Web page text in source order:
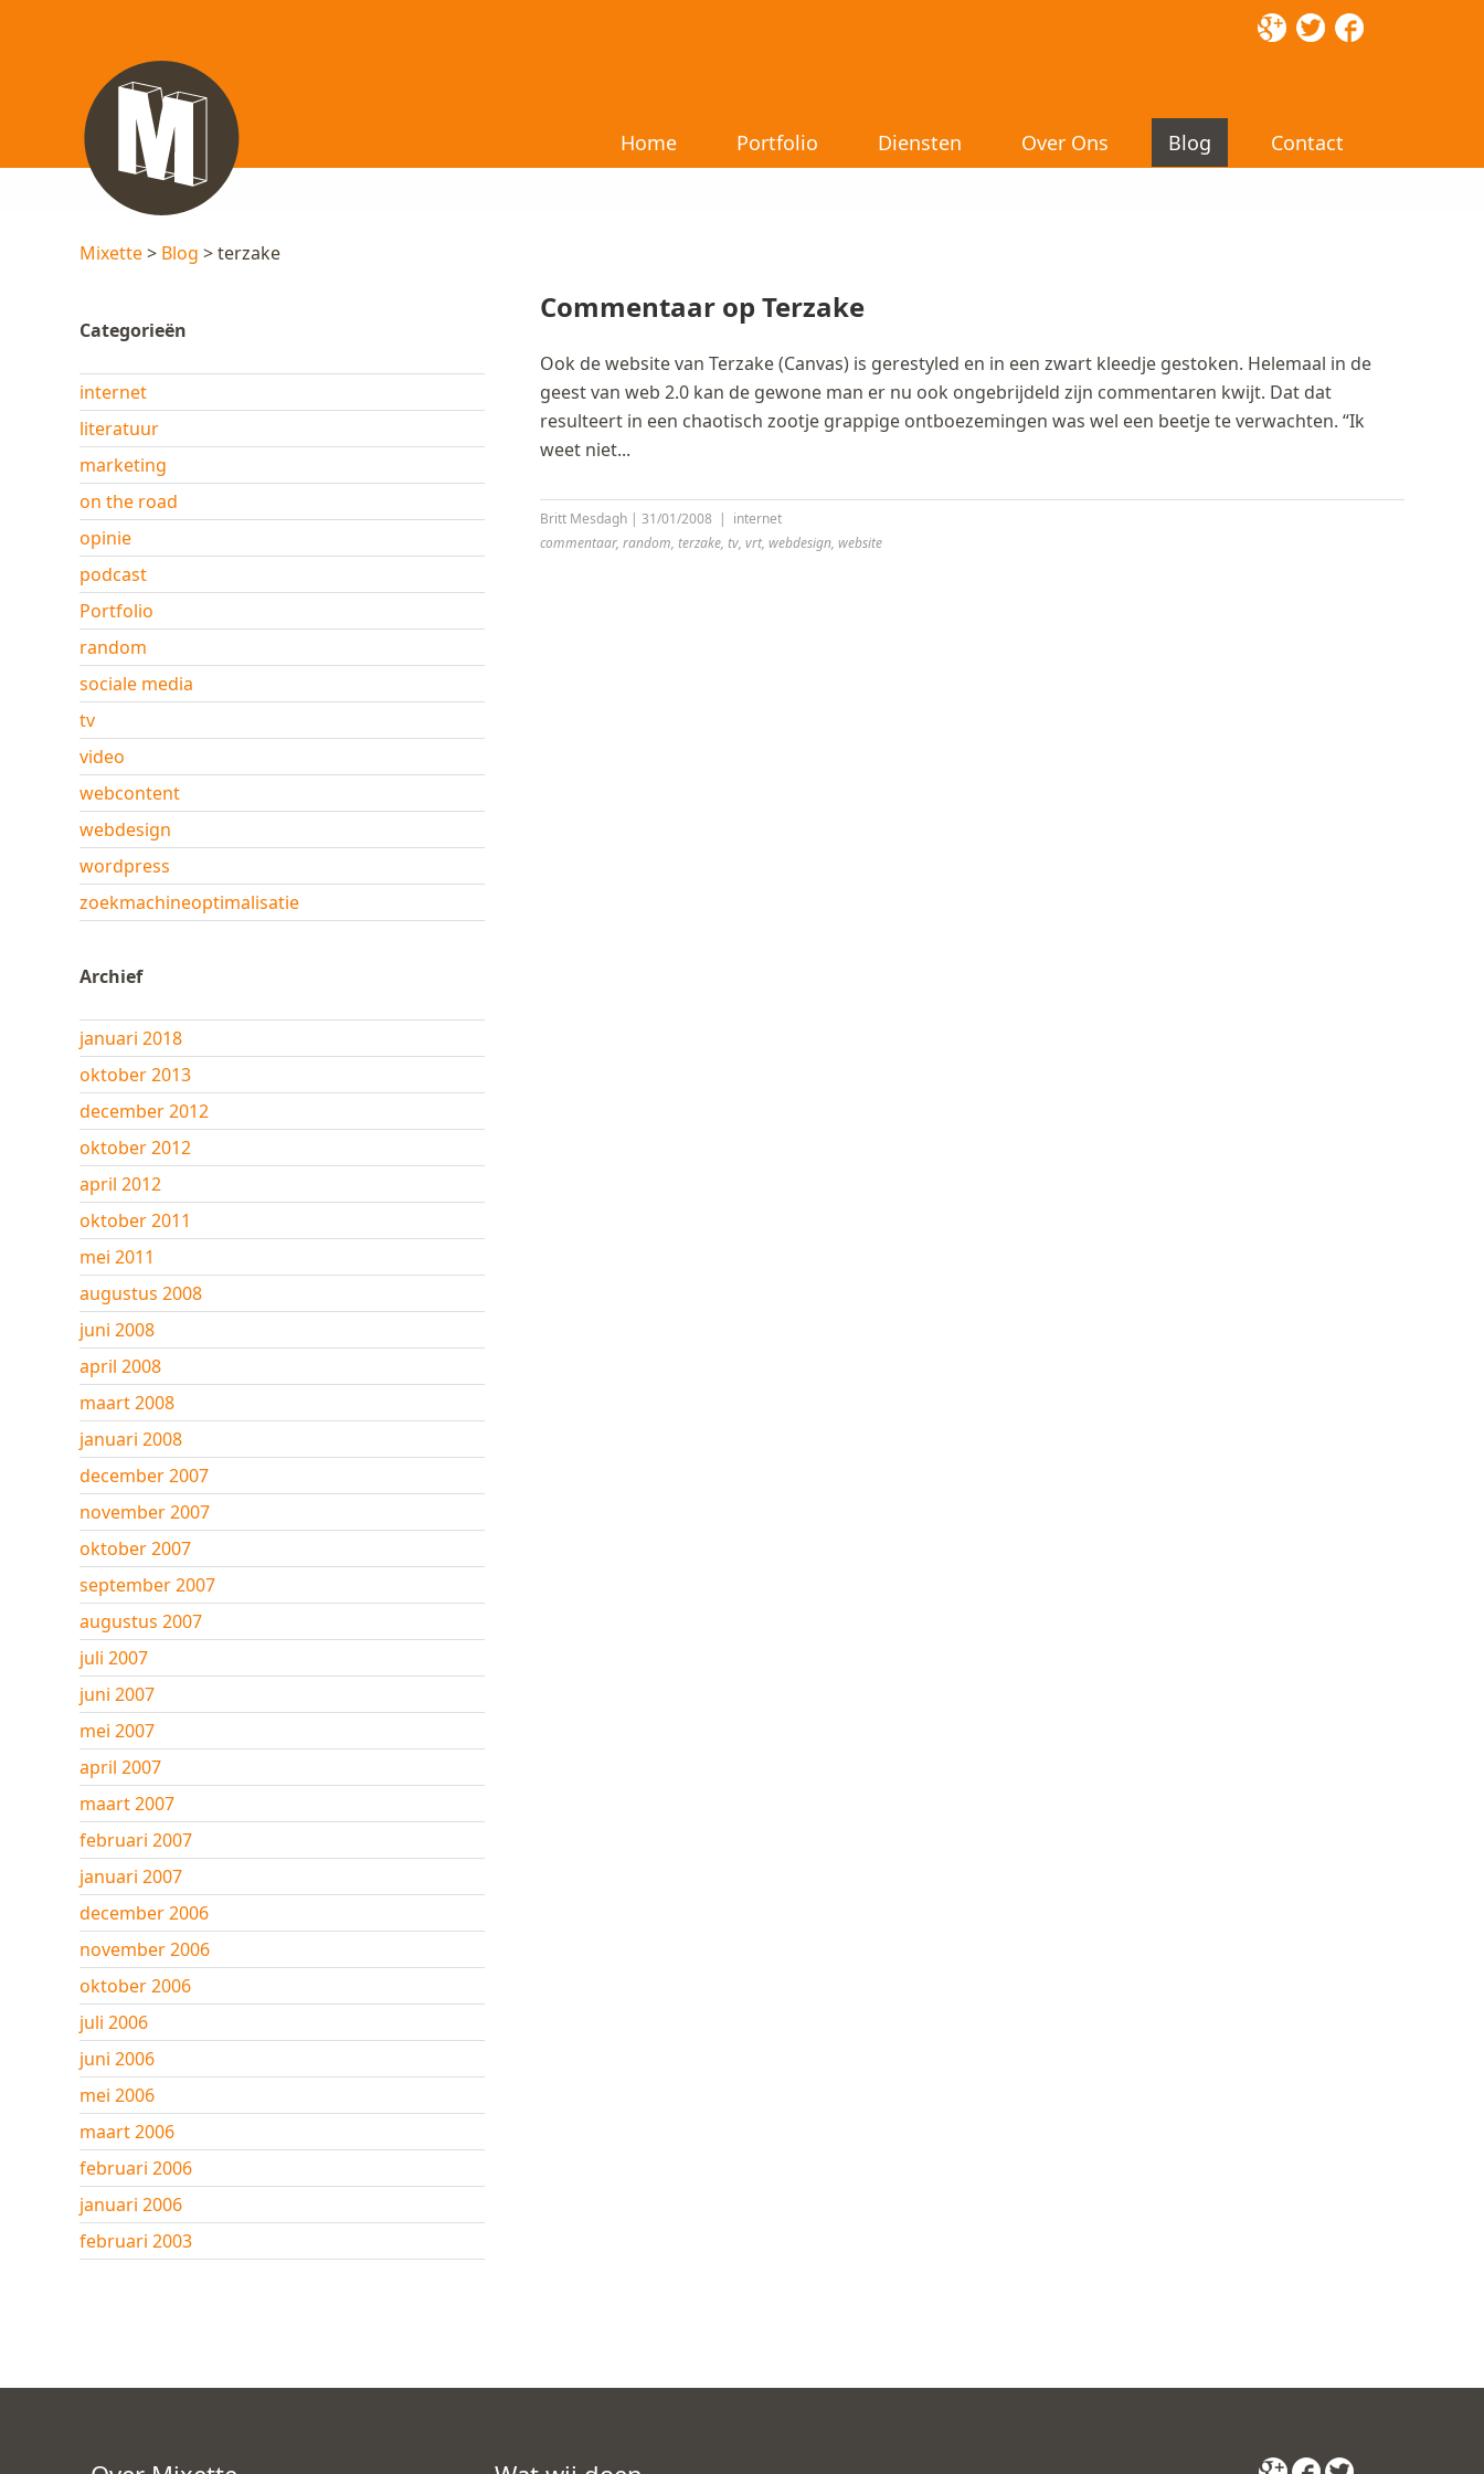
Home Portfolio Diensten Over Ons Blog Contact
Mixette> Blog > terzake
Categorieën
internet
literatuur
marketing
on the road
opinie
podcast
Portfolio
random
sociale media
tv
video
webcontent
webdesign
wordpress
zoekmachineoptimalisatie
Archief
januari 2018
oktober 2013
december 2012
oktober 2012
april 2012
oktober 2011
mei 2011
augustus 2008
juni 2008
april 2008
maart 2008
januari 2008
december 2007
november 2007
oktober 2007
september 2007
augustus 2007
juli 2007
juni 2007
mei 2007
april 2007
maart 2007
februari 2007
januari 2007
december 2006
november 2006
oktober 2006
juli 2006
juni 2006
mei 2006
maart 2006
februari 2006
januari 2006
februari 2003
Commentaar op Terzake
Ook de website van Terzake (Canvas) is gerestyled en in een zwart kleedje gestoken. Helemaal in de
geest van web 2.0 kan de gewone man er nu ook ongebrijdeld zijn commentaren kwijt. Dat dat
resulteert in een chaotisch zootje grappige ontboezemingen was wel een beetje te verwachten. “Ik
weet niet...
Britt Mesdagh| 31/01/2008 | internet
commentaar, random, terzake, tv, vrt, webdesign, website